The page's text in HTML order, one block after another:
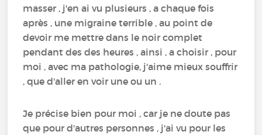
masser , j'en ai vu plusieurs , a chaque fois
après , une migraine terrible , au point de
devoir me mettre dans le noir complet
pendant des des heures , ainsi , a choisir , pour
moi , avec ma pathologie, j'aime mieux souffrir
, que d'aller en voir une ou un .
Je précise bien pour moi , car je ne doute pas
que pour d'autres personnes , j'ai vu pour les